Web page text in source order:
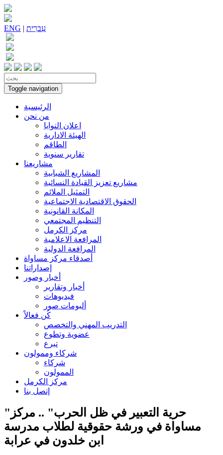
ENG | עִברִית
Toggle navigation
الرئيسية
من نحن
اعلان النوايا
الهيئة الادارية
الطاقم
تقارير سنوية
مشاريعنا
المشاريع الشبابية
مشاريع تعزيز القيادة النسائية
التمثيل الملائم
الحقوق الاقتصادية الاجتماعية
المكانة القانونية
التنظيم المجتمعي
مركز الكرمل
المرافعة الاعلامية
المرافعة الدولية
أصدقاء مركز مساواة
إصداراتنا
أخبار وصور
أخبار وتقارير
فيديوهات
ألبومات صور
كُن فعالاً
التدريب المهني والتخصص
عضوية وتطوع
تبرع
شركاء وممولون
شركاء
الممولون
مركز الكرمل
إتصل بنا
"حرية التعبير في ظل الحرب" .. مركز
مساواة في ورشة حقوقية لطلاب مدرسة
ابن خلدون في عرابة